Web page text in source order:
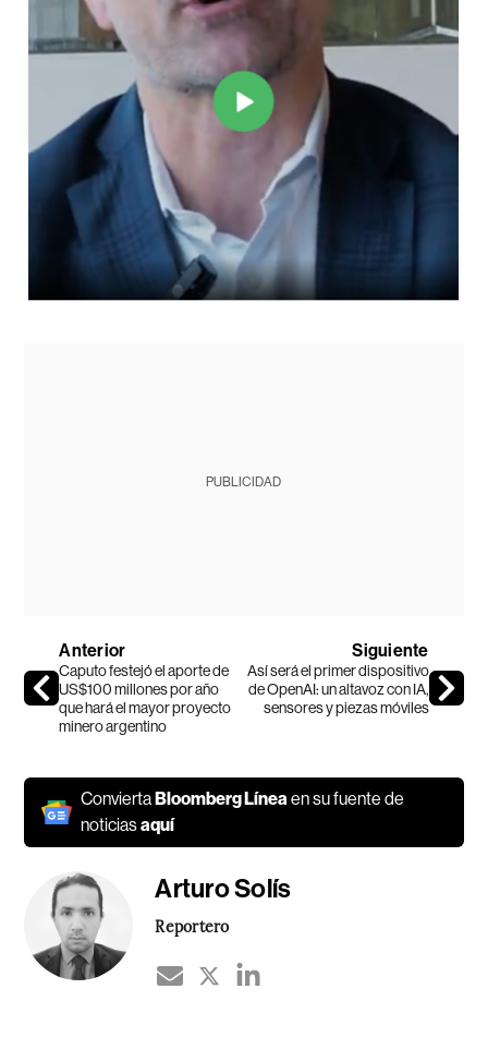
PUBLICIDAD
Anterior
Caputo festejó el aporte de
US$100 millones por año
que hará el mayor proyecto
minero argentino
Siguiente
Así será el primer dispositivo
de OpenAI: un altavoz con IA,
sensores y piezas móviles
ConviertaBloomberg Líneaen su fuente de
noticiasaquí
Arturo Solís
Reportero